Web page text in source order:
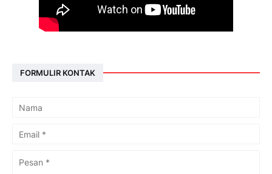
FORMULIR KONTAK